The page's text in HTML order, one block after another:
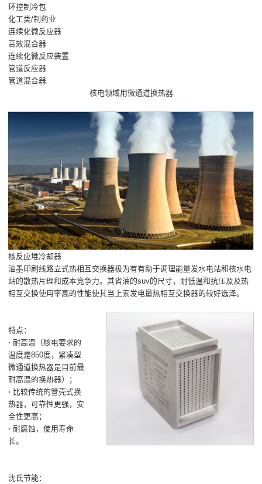
环控制冷包
化工类/制药业
连续化微反应器
高效混合器
连续化微反应装置
管道反应器
管道混合器
核电领域用微通道换热器
核反应堆冷却器
油墨印刷线路立式热相互交换器极为有有助于调理能量发水电站和核水电
站的散热片理和成本竞争力。其省油的suv的尺寸，耐低温和抗压及及热
相互交换使用率高的性能使其当上素发电量热相互交换器的较好选泽。
特点：
·耐高温（核电要求的
温度是850度，紧凑型
微通道换热器是目前最
耐高温的换热器）；
· 比较传统的管壳式换
热器，可靠性更强，安
全性更高；
·耐腐蚀，使用寿命
长。
沈氏节能：